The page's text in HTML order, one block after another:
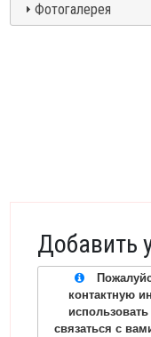
Фотогалерея
Добавить
контактную
связаться с